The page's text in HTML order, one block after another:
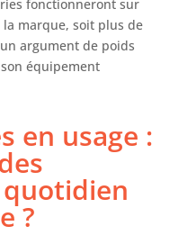
avec plus
200 outils sans
✅ Conception
et
et une
renforcée, même
des
fonctionneront sur
la marque, soit plus de
argument de poids
équipement
en usage :
?